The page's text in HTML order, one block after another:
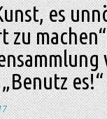
es
zu
es!“